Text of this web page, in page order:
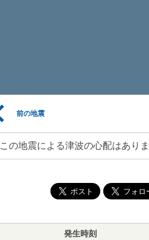
前の地震
この地震による津波の心配はありま
発生時刻